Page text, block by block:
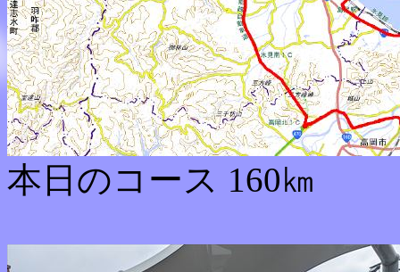
本日のコース 160㎞